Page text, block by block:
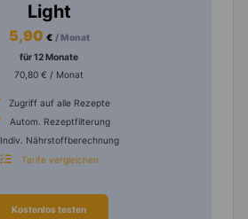
Light
5,90 € / Monat
für 12 Monate
70,80 € / Monat
Zugriff auf alle Rezepte
Autom. Rezeptfilterung
Indiv. Nährstoffberechnung
Tarife vergleichen
Kostenlos testen